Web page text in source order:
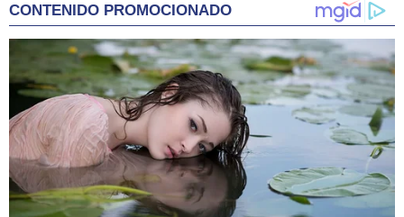
CONTENIDO PROMOCIONADO